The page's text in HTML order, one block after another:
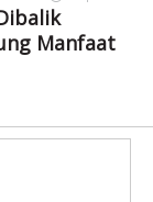
Manfaat